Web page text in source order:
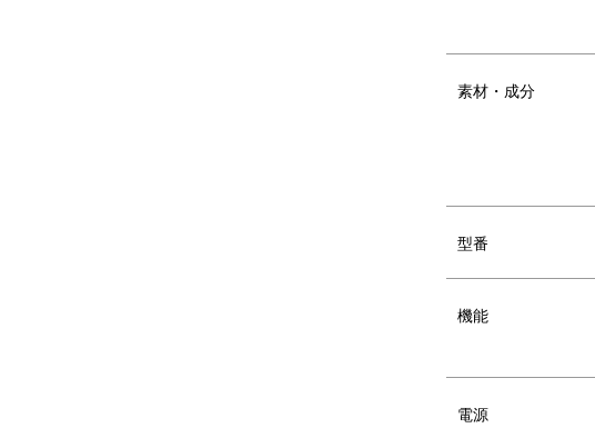
素材・成分
型番
機能
電源